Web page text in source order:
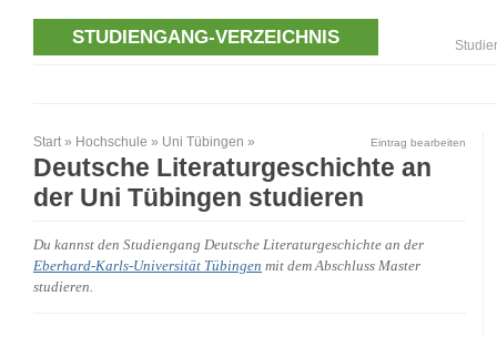
STUDIENGANG-VERZEICHNIS
Start » Hochschule » Uni Tübingen » Eintrag bearbeiten
Deutsche Literaturgeschichte an
der Uni Tübingen studieren
Du kannst den Studiengang Deutsche Literaturgeschichte an der
Eberhard-Karls-Universität Tübingen mit dem Abschluss Master
studieren.